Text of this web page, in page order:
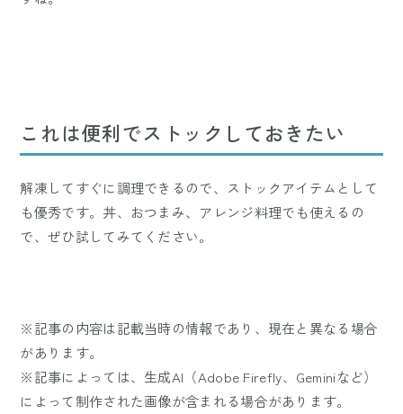
これは便利でストックしておきたい
解凍してすぐに調理できるので、ストックアイテムとして
も優秀です。丼、おつまみ、アレンジ料理でも使えるの
で、ぜひ試してみてください。
※記事の内容は記載当時の情報であり、現在と異なる場合
があります。
※記事によっては、生成AI（Adobe Firefly、Geminiなど）
によって制作された画像が含まれる場合があります。